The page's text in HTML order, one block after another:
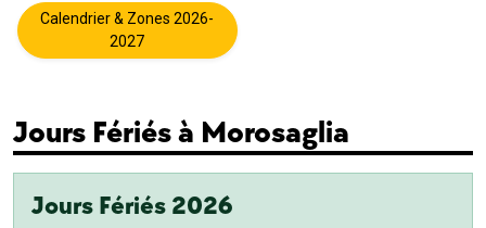
Calendrier & Zones 2026-
2027
Jours Fériés à Morosaglia
Jours Fériés 2026